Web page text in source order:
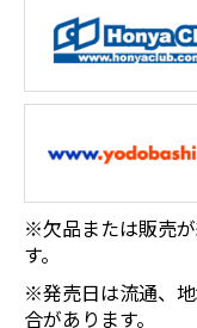
※欠品または販売
す。
※発売日は流通、
合があります。